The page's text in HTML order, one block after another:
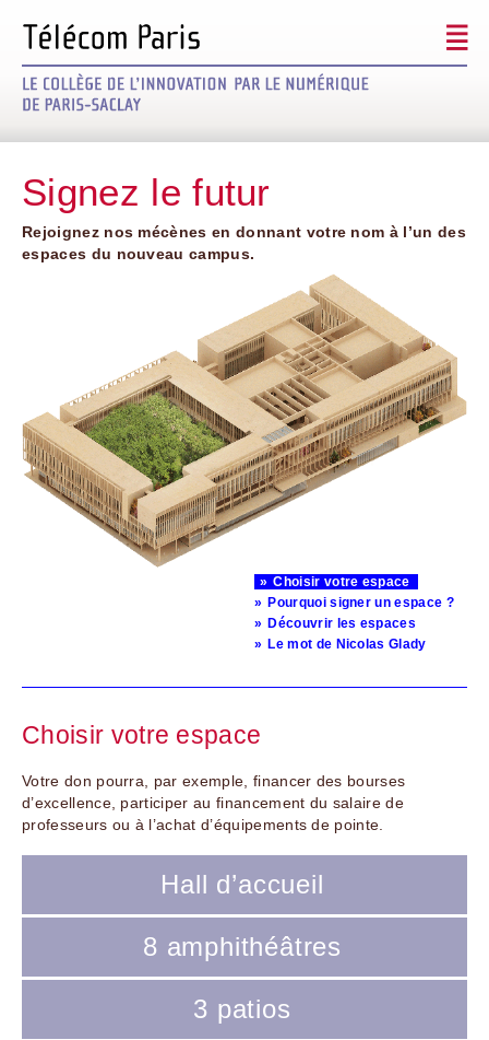
Signez le futur
Rejoignez nos mécènes en donnant votre nom à l’un des
espaces du nouveau campus.
Choisir votre espace
Pourquoi signer un espace ?
Découvrir les espaces
Le mot de Nicolas Glady
Choisir votre espace
Votre don pourra, par exemple, financer des bourses
d’excellence, participer au financement du salaire de
professeurs ou à l’achat d’équipements de pointe.
Hall d’accueil
8 amphithéâtres
3 patios
Découvrir le projet
Les mécènes
Modalités / Défiscalisation